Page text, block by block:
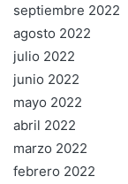
septiembre 2022
agosto 2022
julio 2022
junio 2022
mayo 2022
abril 2022
marzo 2022
febrero 2022